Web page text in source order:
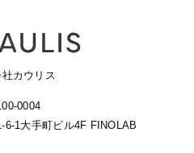
カウリス
0004
6-1 大手町ビル4F FINOLAB